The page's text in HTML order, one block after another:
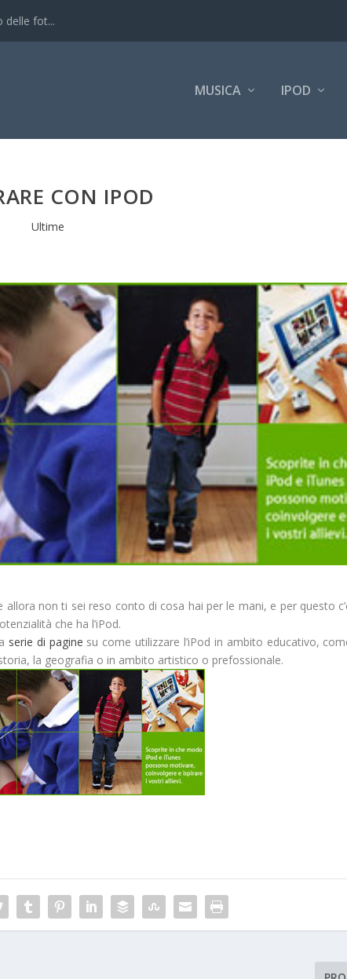
delle fot...
MUSICA IPOD
CON IPOD
Ultime
allora non ti sei reso conto di cosa hai per le mani, e per questo
che ha l’iPod.
serie di pagine su come utilizzare l’iPod in ambito educativo,
la geografia o in ambito artistico o prefossionale.